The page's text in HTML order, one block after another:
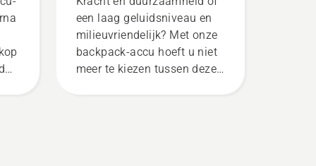
een laag geluidsniveau en
milieuvriendelijk? Met onze
backpack-accu hoeft u niet
meer te kiezen tussen deze